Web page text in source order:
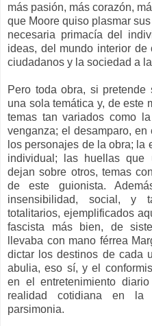
más pasión, más corazón,
que Moore quiso plasmar
necesaria primacía del
ideas, del mundo interior de
ciudadanos y la sociedad a
Pero toda obra, si
una sola temática y, de este
temas tan variados como
venganza; el desamparo,
los personajes de la obra; la
individual; las huellas
dejan sobre otros, temas
de este guionista.
insensibilidad, social, y
totalitarios, ejemplificados
fascista más bien, de
llevaba con mano férrea
dictar los destinos de cada
abulia, eso sí, y el
en el entretenimiento
realidad cotidiana en la
parsimonia.